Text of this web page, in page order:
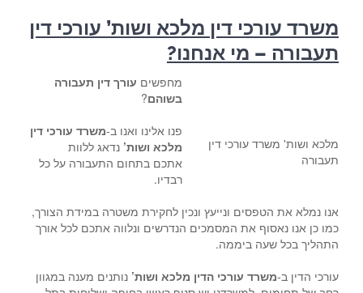
משרד עורכי דין מלכא ושות’ עורכי דין
תעבורה – מי אנחנו?
מלכא ושות' משרד עורכי דין
תעבורה
מחפשים עורך דין תעבורה
בשוהם?
פנו אלינו ואנו ב-משרד עורכי דין
מלכא ושות’ נדאג ללוות
אתכם בתחום התעבורה על כל
רבדיו.
אנו נמלא את הטפסים ונייעץ ונכין לחקירת משטרה במידת הצורך,
כמו כן אנו נאסוף את המסמכים הנדרשים ונלווה אתכם לכל אורך
התהליך בכל שעה ביממה.
עורכי הדין ב-משרד עורכי הדין מלכא ושות’ נותנים מענה במגוון